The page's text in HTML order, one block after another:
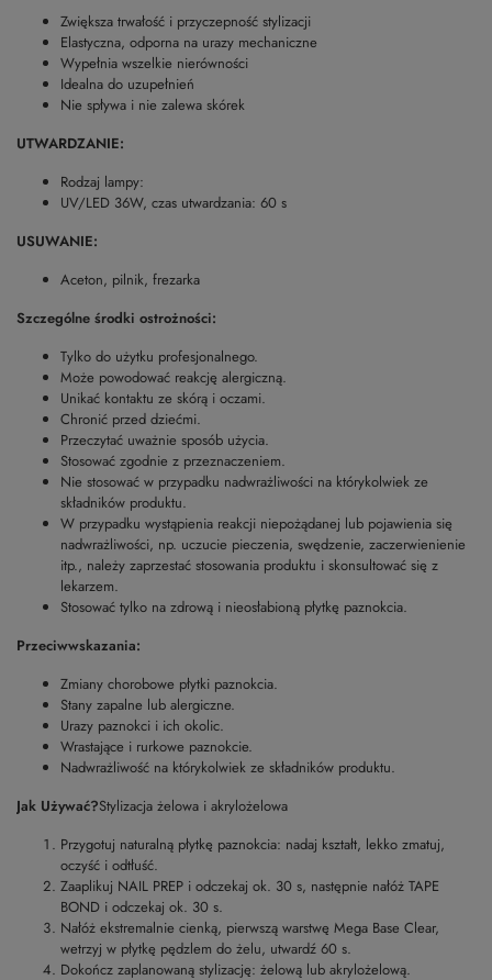
Zwiększa trwałość i przyczepność stylizacji
Elastyczna, odporna na urazy mechaniczne
Wypełnia wszelkie nierówności
Idealna do uzupełnień
Nie spływa i nie zalewa skórek
UTWARDZANIE:
Rodzaj lampy:
UV/LED 36W, czas utwardzania: 60 s
USUWANIE:
Aceton, pilnik, frezarka
Szczególne środki ostrożności:
Tylko do użytku profesjonalnego.
Może powodować reakcję alergiczną.
Unikać kontaktu ze skórą i oczami.
Chronić przed dziećmi.
Przeczytać uważnie sposób użycia.
Stosować zgodnie z przeznaczeniem.
Nie stosować w przypadku nadwrażliwości na którykolwiek ze
składników produktu.
W przypadku wystąpienia reakcji niepożądanej lub pojawienia się
nadwrażliwości, np. uczucie pieczenia, swędzenie, zaczerwienienie
itp., należy zaprzestać stosowania produktu i skonsultować się z
lekarzem.
Stosować tylko na zdrową i nieosłabioną płytkę paznokcia.
Przeciwwskazania:
Zmiany chorobowe płytki paznokcia.
Stany zapalne lub alergiczne.
Urazy paznokci i ich okolic.
Wrastające i rurkowe paznokcie.
Nadwrażliwość na którykolwiek ze składników produktu.
Jak Używać?Stylizacja żelowa i akrylożelowa
Przygotuj naturalną płytkę paznokcia: nadaj kształt, lekko zmatuj,
oczyść i odtłuść.
Zaaplikuj NAIL PREP i odczekaj ok. 30 s, następnie nałóż TAPE
BOND i odczekaj ok. 30 s.
Nałóż ekstremalnie cienką, pierwszą warstwę Mega Base Clear,
wetrzyj w płytkę pędzlem do żelu, utwardź 60 s.
Dokończ zaplanowaną stylizację: żelową lub akrylożelową.